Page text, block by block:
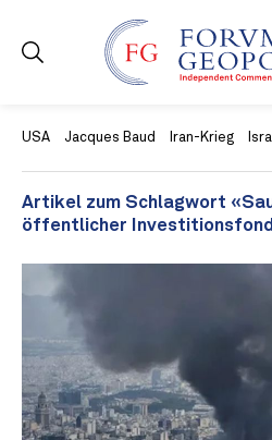
USA Jacques Baud Iran-Krieg
Artikel zum Schlagwort
öffentlicher